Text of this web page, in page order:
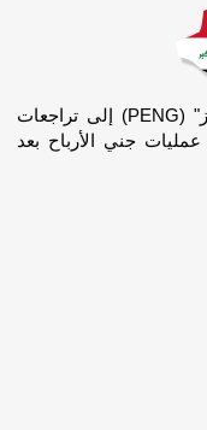
مباشر للأبحاث- تعرض سهم شركة "بنجوين سوليوشنز" (PENG) إلى تراجعات
جني الأرباح بعد